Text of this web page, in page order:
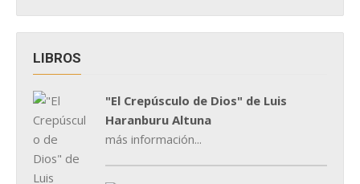
LIBROS
"El Crepúsculo de Dios" de Luis
Haranburu Altuna
más información...